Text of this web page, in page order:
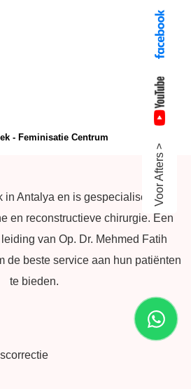
- Feminisatie Centrum
in Antalya en is gespecialiseerd in
en reconstructieve chirurgie. Een
van Op. Dr. Mehmed Fatih
de beste service aan hun patiënten
te bieden.
Voor Afters >